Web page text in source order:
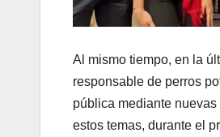
Al mismo tiempo, en la
responsable de perros
pública mediante
estos temas, durante el